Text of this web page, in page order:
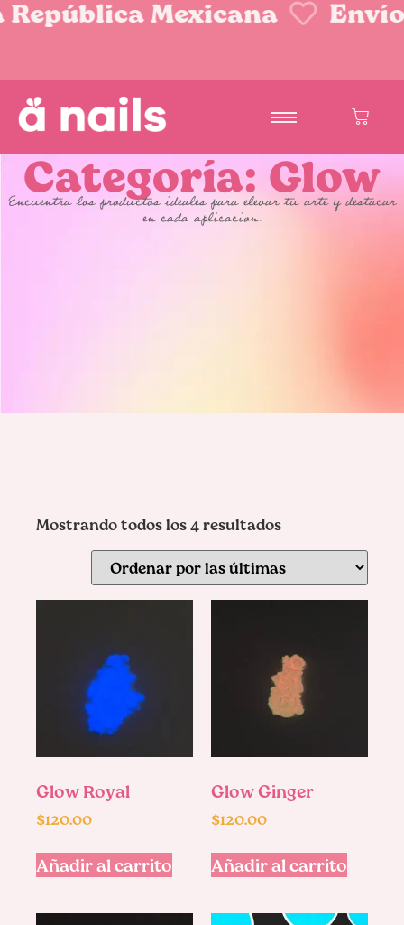
Mexicana
Categoría: Glow
Encuentra los productos ideales para elevar tu arte y destacar
en cada aplicacion.
Mostrando todos los 4 resultados
Glow Royal
$120.00
Añadir al carrito
Glow Ginger
$120.00
Añadir al carrito